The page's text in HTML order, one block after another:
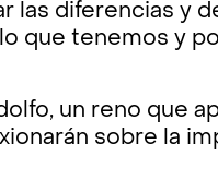
las diferencias y
que tenemos y
un reno que
sobre la